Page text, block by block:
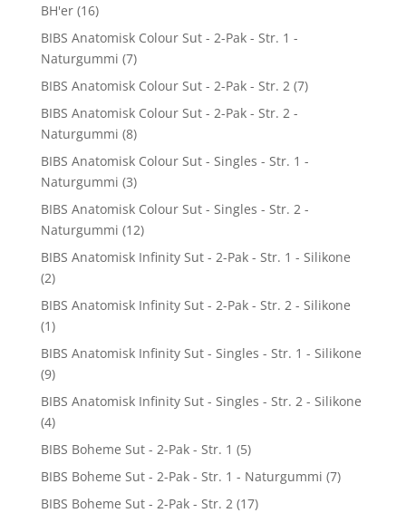
BH'er (16)
BIBS Anatomisk Colour Sut - 2-Pak - Str. 1 -
Naturgummi (7)
BIBS Anatomisk Colour Sut - 2-Pak - Str. 2 (7)
BIBS Anatomisk Colour Sut - 2-Pak - Str. 2 -
Naturgummi (8)
BIBS Anatomisk Colour Sut - Singles - Str. 1 -
Naturgummi (3)
BIBS Anatomisk Colour Sut - Singles - Str. 2 -
Naturgummi (12)
BIBS Anatomisk Infinity Sut - 2-Pak - Str. 1 - Silikone
(2)
BIBS Anatomisk Infinity Sut - 2-Pak - Str. 2 - Silikone
(1)
BIBS Anatomisk Infinity Sut - Singles - Str. 1 - Silikone
(9)
BIBS Anatomisk Infinity Sut - Singles - Str. 2 - Silikone
(4)
BIBS Boheme Sut - 2-Pak - Str. 1 (5)
BIBS Boheme Sut - 2-Pak - Str. 1 - Naturgummi (7)
BIBS Boheme Sut - 2-Pak - Str. 2 (17)